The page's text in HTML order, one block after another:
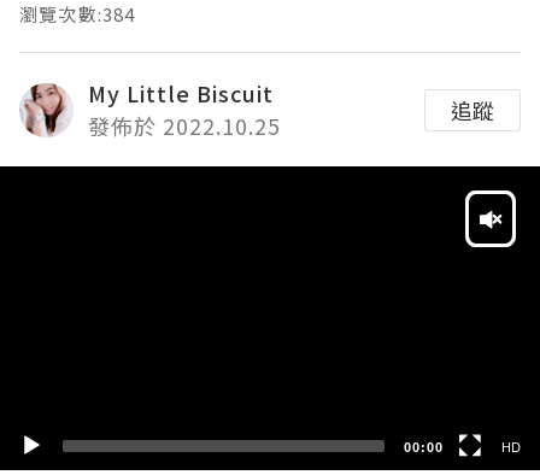
瀏覽次數:384
My Little Biscuit
發佈於 2022.10.25
追蹤
00:00 HD